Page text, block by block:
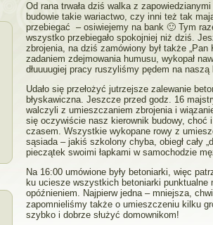
Od rana trwała dziś walka z
budowie takie wariactwo, czy inni też tak
przebiegać – osiwiejemy na bank 🙂 Tym
wszystko przebiegało spokojniej niż dziś.
zbrojenia, na dziś zamówiony był także
zadaniem zdejmowania humusu, wykopał
dłuuuugiej pracy ruszyliśmy pędem na
Udało się przełożyć jutrzejsze zalewanie
błyskawiczna. Jeszcze przed godz. 16
walczyli z umieszczaniem zbrojenia i
się oczywiście nasz kierownik budowy, choć
czasem. Wszystkie wykopane rowy z
sąsiada – jakiś szkolony chyba, obiegł cały
pieczątek swoimi łapkami w samochodzie
Na 16:00 umówione były betoniarki, więc
ku uciesze wszystkich betoniarki punktualne
opóźnieniem. Najpierw jedna – mniejsza,
zapomnieliśmy także o umieszczeniu kilku
szybko i dobrze służyć domownikom!